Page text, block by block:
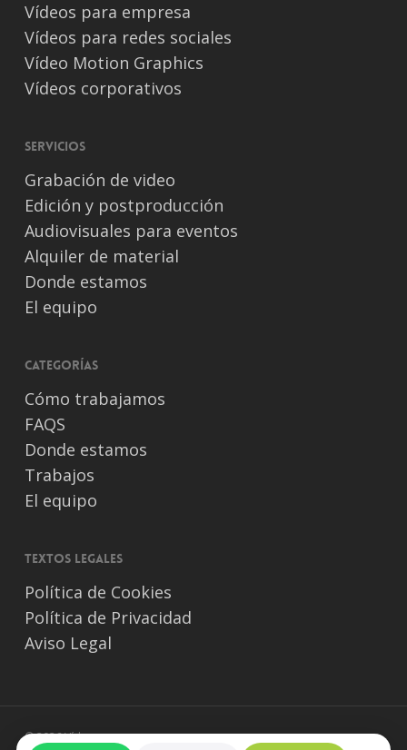
Vídeos para empresa
Vídeos para redes sociales
Vídeo Motion Graphics
Vídeos corporativos
Servicios
Grabación de video
Edición y postproducción
Audiovisuales para eventos
Alquiler de material
Donde estamos
El equipo
Categorías
Cómo trabajamos
FAQS
Donde estamos
Trabajos
El equipo
Textos legales
Política de Cookies
Política de Privacidad
Aviso Legal
© 2026 Vídeos para empresas.